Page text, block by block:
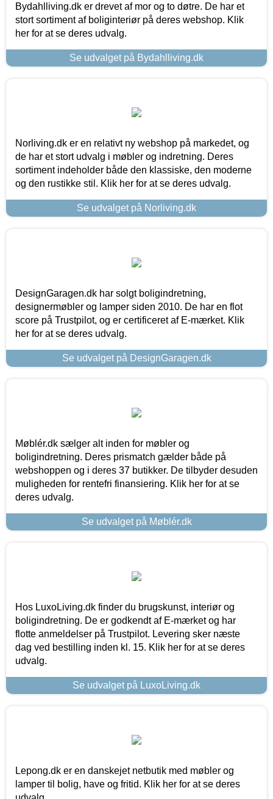
Bydahlliving.dk er drevet af mor og to døtre. De har et
stort sortiment af boliginteriør på deres webshop. Klik
her for at se deres udvalg.
Se udvalget på Bydahlliving.dk
Norliving.dk er en relativt ny webshop på markedet, og
de har et stort udvalg i møbler og indretning. Deres
sortiment indeholder både den klassiske, den moderne
og den rustikke stil. Klik her for at se deres udvalg.
Se udvalget på Norliving.dk
DesignGaragen.dk har solgt boligindretning,
designermøbler og lamper siden 2010. De har en flot
score på Trustpilot, og er certificeret af E-mærket. Klik
her for at se deres udvalg.
Se udvalget på DesignGaragen.dk
Møblér.dk sælger alt inden for møbler og
boligindretning. Deres prismatch gælder både på
webshoppen og i deres 37 butikker. De tilbyder desuden
muligheden for rentefri finansiering. Klik her for at se
deres udvalg.
Se udvalget på Møblér.dk
Hos LuxoLiving.dk finder du brugskunst, interiør og
boligindretning. De er godkendt af E-mærket og har
flotte anmeldelser på Trustpilot. Levering sker næste
dag ved bestilling inden kl. 15. Klik her for at se deres
udvalg.
Se udvalget på LuxoLiving.dk
Lepong.dk er en danskejet netbutik med møbler og
lamper til bolig, have og fritid. Klik her for at se deres